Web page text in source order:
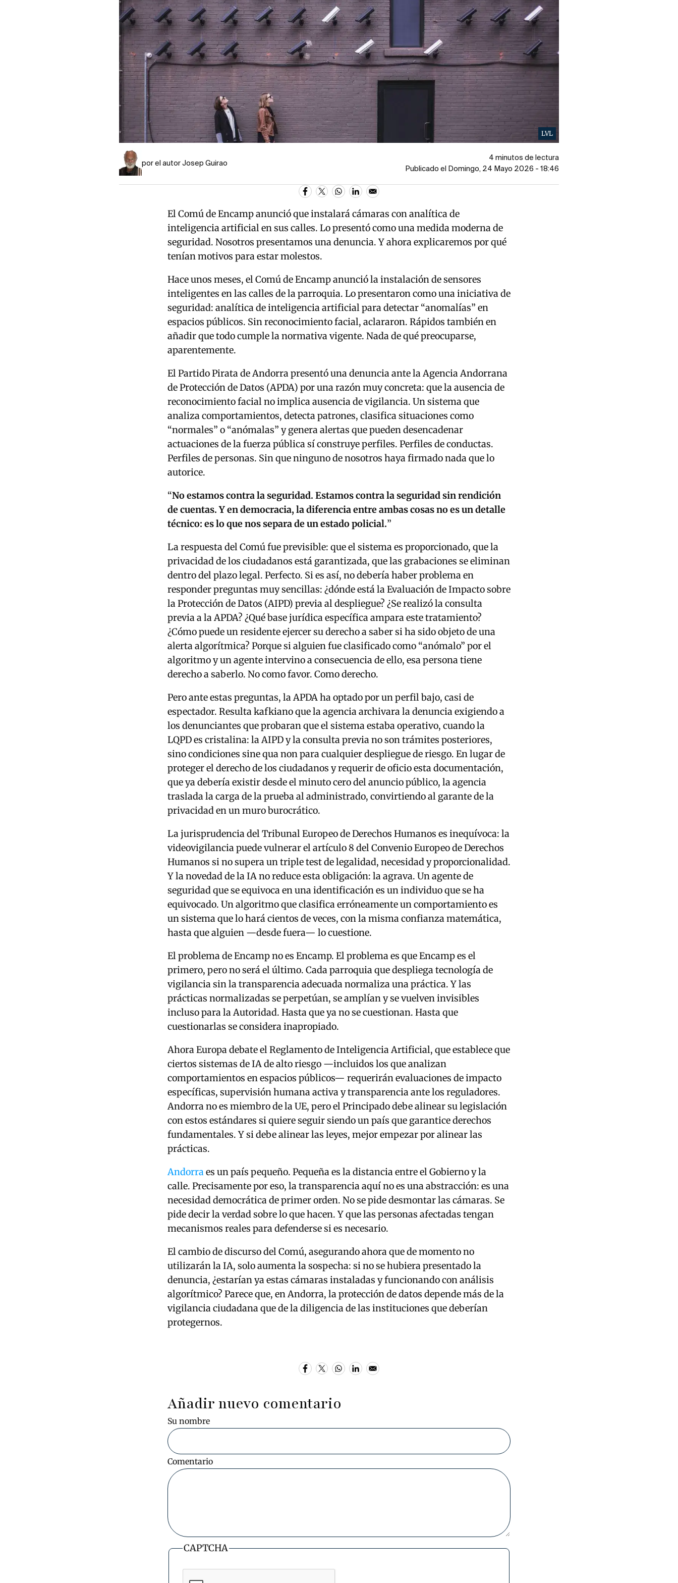
LVL
por el autor Josep Guirao
4 minutos de lectura
Publicado el Domingo, 24 Mayo 2026 - 18:46
El Comú de Encamp anunció que instalará cámaras con analítica de
inteligencia artificial en sus calles. Lo presentó como una medida moderna de
seguridad. Nosotros presentamos una denuncia. Y ahora explicaremos por qué
tenían motivos para estar molestos.
Hace unos meses, el Comú de Encamp anunció la instalación de sensores
inteligentes en las calles de la parroquia. Lo presentaron como una iniciativa de
seguridad: analítica de inteligencia artificial para detectar “anomalías” en
espacios públicos. Sin reconocimiento facial, aclararon. Rápidos también en
añadir que todo cumple la normativa vigente. Nada de qué preocuparse,
aparentemente.
El Partido Pirata de Andorra presentó una denuncia ante la Agencia Andorrana
de Protección de Datos (APDA) por una razón muy concreta: que la ausencia de
reconocimiento facial no implica ausencia de vigilancia. Un sistema que
analiza comportamientos, detecta patrones, clasifica situaciones como
“normales” o “anómalas” y genera alertas que pueden desencadenar
actuaciones de la fuerza pública sí construye perfiles. Perfiles de conductas.
Perfiles de personas. Sin que ninguno de nosotros haya firmado nada que lo
autorice.
“No estamos contra la seguridad. Estamos contra la seguridad sin rendición
de cuentas. Y en democracia, la diferencia entre ambas cosas no es un detalle
técnico: es lo que nos separa de un estado policial.”
La respuesta del Comú fue previsible: que el sistema es proporcionado, que la
privacidad de los ciudadanos está garantizada, que las grabaciones se eliminan
dentro del plazo legal. Perfecto. Si es así, no debería haber problema en
responder preguntas muy sencillas: ¿dónde está la Evaluación de Impacto sobre
la Protección de Datos (AIPD) previa al despliegue? ¿Se realizó la consulta
previa a la APDA? ¿Qué base jurídica específica ampara este tratamiento?
¿Cómo puede un residente ejercer su derecho a saber si ha sido objeto de una
alerta algorítmica? Porque si alguien fue clasificado como “anómalo” por el
algoritmo y un agente intervino a consecuencia de ello, esa persona tiene
derecho a saberlo. No como favor. Como derecho.
Pero ante estas preguntas, la APDA ha optado por un perfil bajo, casi de
espectador. Resulta kafkiano que la agencia archivara la denuncia exigiendo a
los denunciantes que probaran que el sistema estaba operativo, cuando la
LQPD es cristalina: la AIPD y la consulta previa no son trámites posteriores,
sino condiciones sine qua non para cualquier despliegue de riesgo. En lugar de
proteger el derecho de los ciudadanos y requerir de oficio esta documentación,
que ya debería existir desde el minuto cero del anuncio público, la agencia
traslada la carga de la prueba al administrado, convirtiendo al garante de la
privacidad en un muro burocrático.
La jurisprudencia del Tribunal Europeo de Derechos Humanos es inequívoca: la
videovigilancia puede vulnerar el artículo 8 del Convenio Europeo de Derechos
Humanos si no supera un triple test de legalidad, necesidad y proporcionalidad.
Y la novedad de la IA no reduce esta obligación: la agrava. Un agente de
seguridad que se equivoca en una identificación es un individuo que se ha
equivocado. Un algoritmo que clasifica erróneamente un comportamiento es
un sistema que lo hará cientos de veces, con la misma confianza matemática,
hasta que alguien —desde fuera— lo cuestione.
El problema de Encamp no es Encamp. El problema es que Encamp es el
primero, pero no será el último. Cada parroquia que despliega tecnología de
vigilancia sin la transparencia adecuada normaliza una práctica. Y las
prácticas normalizadas se perpetúan, se amplían y se vuelven invisibles
incluso para la Autoridad. Hasta que ya no se cuestionan. Hasta que
cuestionarlas se considera inapropiado.
Ahora Europa debate el Reglamento de Inteligencia Artificial, que establece que
ciertos sistemas de IA de alto riesgo —incluidos los que analizan
comportamientos en espacios públicos— requerirán evaluaciones de impacto
específicas, supervisión humana activa y transparencia ante los reguladores.
Andorra no es miembro de la UE, pero el Principado debe alinear su legislación
con estos estándares si quiere seguir siendo un país que garantice derechos
fundamentales. Y si debe alinear las leyes, mejor empezar por alinear las
prácticas.
Andorraes un país pequeño. Pequeña es la distancia entre el Gobierno y la
calle. Precisamente por eso, la transparencia aquí no es una abstracción: es una
necesidad democrática de primer orden. No se pide desmontar las cámaras. Se
pide decir la verdad sobre lo que hacen. Y que las personas afectadas tengan
mecanismos reales para defenderse si es necesario.
El cambio de discurso del Comú, asegurando ahora que de momento no
utilizarán la IA, solo aumenta la sospecha: si no se hubiera presentado la
denuncia, ¿estarían ya estas cámaras instaladas y funcionando con análisis
algorítmico? Parece que, en Andorra, la protección de datos depende más de la
vigilancia ciudadana que de la diligencia de las instituciones que deberían
protegernos.
Añadir nuevo comentario
Su nombre
Comentario
CAPTCHA